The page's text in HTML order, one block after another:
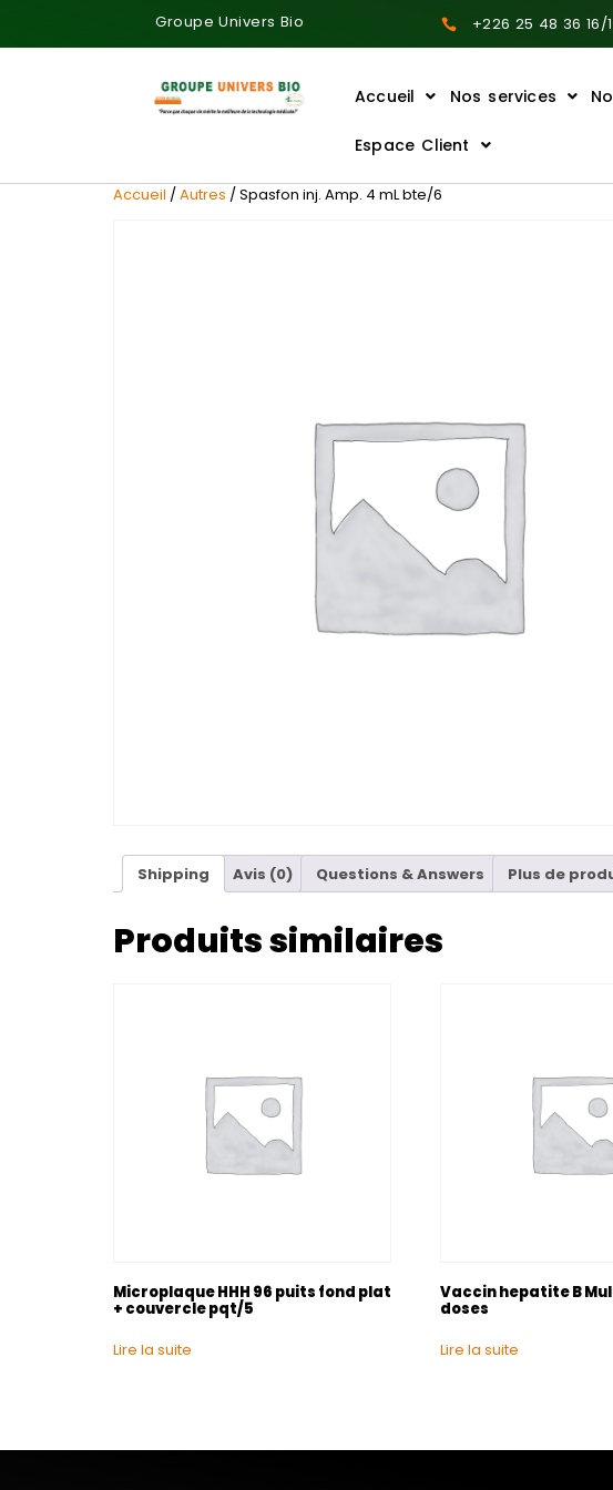
Groupe Univers Bio +226 25 48 36 16/
Accueil Nos services
Espace Client
Accueil /Autres / Spasfon inj. Amp. 4 mL bte/6
Shipping Avis (0) Questions & Answers Plus de
Produits similaires
Microplaque HHH 96 puits fond plat
+ couvercle pqt/5
Lire la suite
Vaccin hepatite B
doses
Lire la suite